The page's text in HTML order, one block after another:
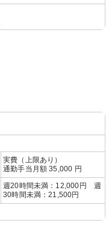
実費（上限あり）
通勤手当月額 35,000 円
週20時間未満：12,000円 週
30時間未満：21,500円